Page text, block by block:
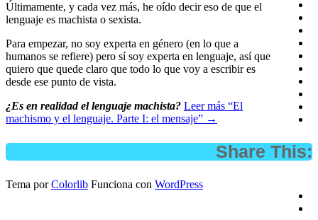
Últimamente, y cada vez más, he oído decir eso de que el
lenguaje es machista o sexista.
Para empezar, no soy experta en género (en lo que a
humanos se refiere) pero sí soy experta en lenguaje, así que
quiero que quede claro que todo lo que voy a escribir es
desde ese punto de vista.
¿Es en realidad el lenguaje machista? Leer más “El
machismo y el lenguaje. Parte I: el mensaje” →
Share This:
Tema porColorlib Funciona con WordPress